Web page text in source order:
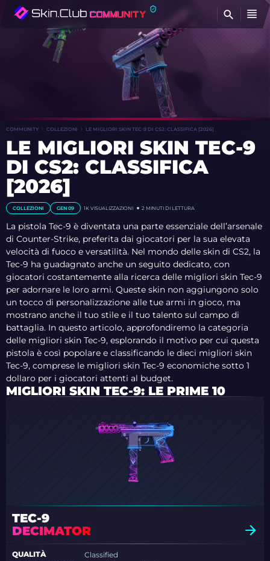
COMMUNITY COLLEZIONI LE MIGLIORI SKIN TEC-9 DI CS2: CLASSIFICA [2026]
LE MIGLIORI SKIN TEC-9
DI CS2: CLASSIFICA
[2026]
COLLEZIONI GEN 09 1K VISUALIZZAZIONI 2 MINUTI DI LETTURA
La pistola Tec-9 è diventata una parte essenziale dell’arsenale
di Counter-Strike, preferita dai giocatori per la sua elevata
velocità di fuoco e versatilità. Nel mondo delle skin di CS2, la
Tec-9 ha guadagnato anche un seguito dedicato, con
giocatori costantemente alla ricerca delle migliori skin Tec-9
per adornare le loro armi. Queste skin non aggiungono solo
un tocco di personalizzazione alle tue armi in gioco, ma
mostrano anche il tuo stile e il tuo talento sul campo di
battaglia. In questo articolo, approfondiremo la categoria
delle migliori skin Tec-9, esplorando il motivo per cui questa
pistola è così popolare e classificando le dieci migliori skin
Tec-9, comprese le migliori skin Tec-9 economiche sotto 1
dollaro per i giocatori attenti al budget.
MIGLIORI SKIN TEC-9: LE PRIME 10
TEC-9
DECIMATOR
QUALITÀ
Classified